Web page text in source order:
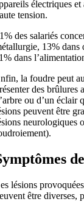
électriques et
tension.
des salariés
13% dans
dans
la foudre peut
des brûlures
ou d’un éclair
peuvent être
neurologiques
lésions
être diverses,